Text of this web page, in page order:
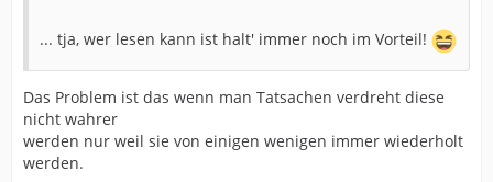
... tja, wer lesen kann ist halt' immer noch im Vorteil!
Das Problem ist das wenn man Tatsachen verdreht diese
nicht wahrer
werden nur weil sie von einigen wenigen immer wiederholt
werden.